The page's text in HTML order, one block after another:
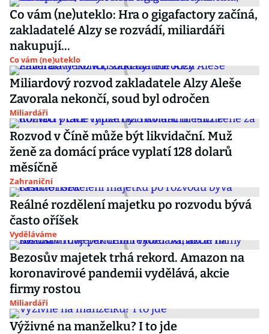
Co vám (ne)uteklo: Hra o gigafactory začíná,
zakladatelé Alzy se rozvádí, miliardáři
nakupují...
Co vám (ne)uteklo
Miliardový rozvod zakladatele Alzy Aleše
Zavorala nekončí, soud byl odročen
Miliardáři
Rozvod v Číně může být likvidační. Muž
ženě za domácí práce vyplatí 128 dolarů
měsíčně
Zahraniční
Reálné rozdělení majetku po rozvodu bývá
často oříšek
Vyděláváme
Bezosův majetek trhá rekord. Amazon na
koronavirové pandemii vydělává, akcie
firmy rostou
Miliardáři
Výživné na manželku? I to jde